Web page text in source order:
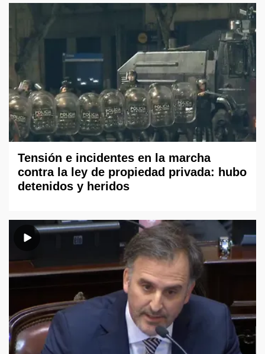
Tensión e incidentes en la marcha
contra la ley de propiedad privada: hubo
detenidos y heridos